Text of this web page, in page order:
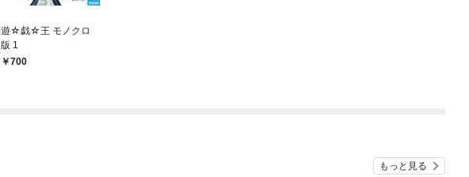
遊☆戯☆王 モノクロ
版 1
700
もっと見る